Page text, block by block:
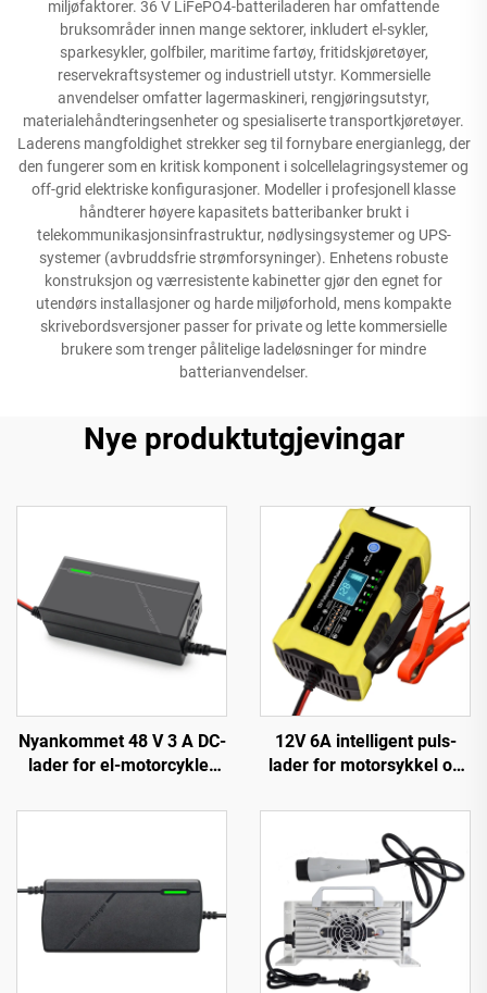
miljøfaktorer. 36 V LiFePO4-batteriladeren har omfattende
bruksområder innen mange sektorer, inkludert el-sykler,
sparkesykler, golfbiler, maritime fartøy, fritidskjøretøyer,
reservekraftsystemer og industriell utstyr. Kommersielle
anvendelser omfatter lagermaskineri, rengjøringsutstyr,
materialehåndteringsenheter og spesialiserte transportkjøretøyer.
Laderens mangfoldighet strekker seg til fornybare energianlegg, der
den fungerer som en kritisk komponent i solcellelagringsystemer og
off-grid elektriske konfigurasjoner. Modeller i profesjonell klasse
håndterer høyere kapasitets batteribanker brukt i
telekommunikasjonsinfrastruktur, nødlysingsystemer og UPS-
systemer (avbruddsfrie strømforsyninger). Enhetens robuste
konstruksjon og værresistente kabinetter gjør den egnet for
utendørs installasjoner og harde miljøforhold, mens kompakte
skrivebordsversjoner passer for private og lette kommersielle
brukere som trenger pålitelige ladeløsninger for mindre
batterianvendelser.
Nye produktutgjevingar
Nyankommet 48 V 3 A DC-
lader for el-motorcykler
sykkel 54,6 V 58,4 V
12V 6A intelligent puls-
lader for motorsykkel og
LED-skjerm, EU/US/UK
tilpassbar utgang, Lifepo4
bilreparasjon